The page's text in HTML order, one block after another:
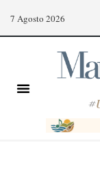
7 Agosto 2026
#